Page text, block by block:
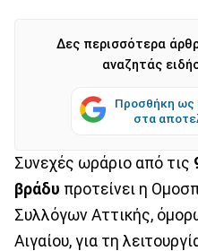
Δες περισσότερα
αναζητάς
Προσθήκη ως
στα
Συνεχές ωράριο από τις
βράδυ προτείνει η
Συλλόγων Αττικής,
Αιγαίου, για τη